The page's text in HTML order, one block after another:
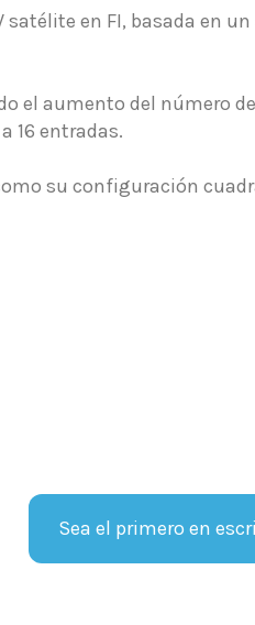
en FI, basada en
el aumento del número
16 entradas.
su configuración
Sea el primero en